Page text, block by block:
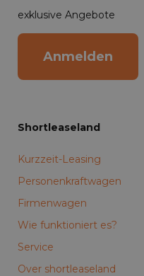
exklusive Angebote
Anmelden
Shortleaseland
Kurzzeit-Leasing
Personenkraftwagen
Firmenwagen
Wie funktioniert es?
Service
Over shortleaseland